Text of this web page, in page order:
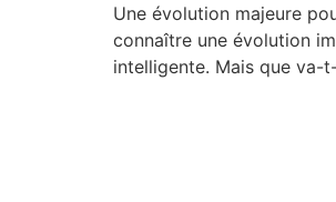
Une évolution majeure
connaître une évolution
intelligente. Mais que va-